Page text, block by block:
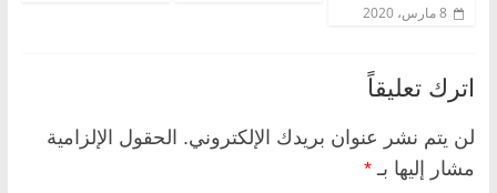
8 مارس، 2020
اترك تعليقاً
لن يتم نشر عنوان بريدك الإلكتروني. الحقول الإلزامية
مشار إليها بـ *